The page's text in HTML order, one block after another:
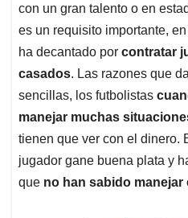
con un gran talento o en
es un requisito importante,
ha decantado por contratar
casados. Las razones que
sencillas, los futbolistas
manejar muchas
tienen que ver con el dinero.
jugador gane buena plata y
que no han sabido